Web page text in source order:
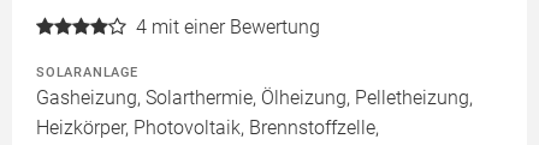
4 mit einer Bewertung
SOLARANLAGE
Gasheizung, Solarthermie, Ölheizung, Pelletheizung,
Heizkörper, Photovoltaik, Brennstoffzelle,